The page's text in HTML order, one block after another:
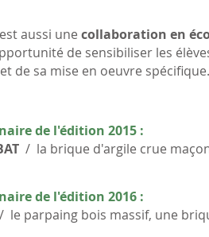
aussi une collaboration en
de sensibiliser les
de sa mise en oeuvre spécifique.
de l'édition 2015 :
/ la brique d'argile crue
de l'édition 2016 :
/ le parpaing bois massif, une